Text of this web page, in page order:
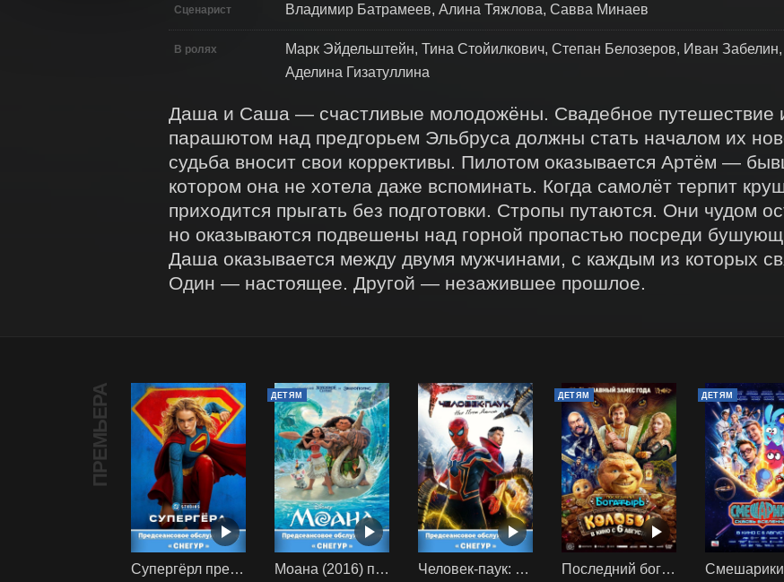
Сценарист Владимир Батрамеев, Алина Тяжлова, Савва Минаев
В ролях
Марк Эйдельштейн, Тина Стойилкович, Степан Белозеров, Иван
Аделина Гизатуллина
Даша и Саша — счастливые молодожёны. Свадебное путешествие
парашютом над предгорьем Эльбруса должны стать началом их
судьба вносит свои коррективы. Пилотом оказывается Артём —
котором она не хотела даже вспоминать. Когда самолёт терпит
приходится прыгать без подготовки. Стропы путаются. Они чудом
но оказываются подвешены над горной пропастью посреди
Даша оказывается между двумя мужчинами, с каждым из которых
Один — настоящее. Другой — незажившее прошлое.
ПРЕМЬЕРА
Супергёрл предс. обсл. Снегур
ДЕТЯМ
Моана (2016) предс. обсл. Снегур Человек-паук: Нет пути домой (2021) предс. обсл. Снегур
ДЕТЯМ
Последний богатырь. Колобок
ДЕТЯМ